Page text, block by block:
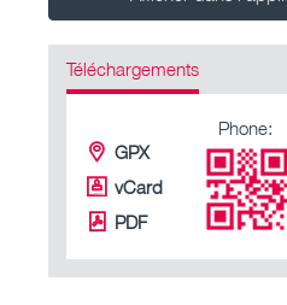
Téléchargements
GPX
vCard
PDF
Phone: